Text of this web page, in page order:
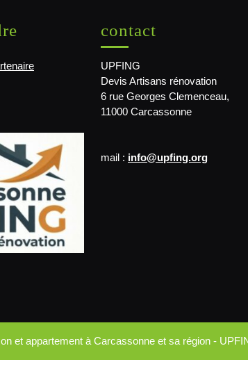
contact
UPFING
Devis Artisans rénovation
6 rue Georges Clemenceau,
11000 Carcassonne
mail : info@upfing.org
et appartement à Carcassonne et sa région -